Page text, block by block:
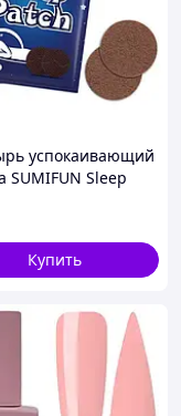
успокаивающий
SUMIFUN Sleep
Купить